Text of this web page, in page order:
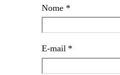
Nome *
E-mail *